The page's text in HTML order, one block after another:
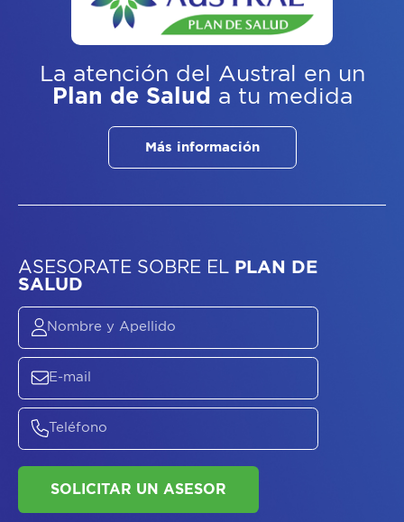
La atención del Austral
en un
Plan de Salud a tu medida
Más información
ASESORATE SOBREELPLAN DE
SALUD